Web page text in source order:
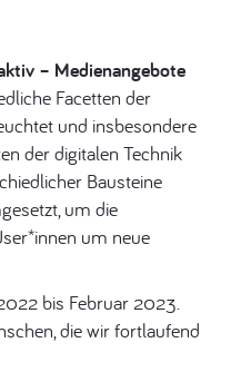
– Medienangebote
Facetten der
und insbesondere
der digitalen Technik
Bausteine
um die
um neue
bis Februar 2023.
die wir fortlaufend